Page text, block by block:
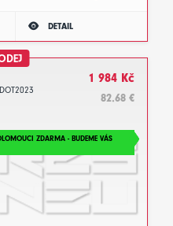
DETAIL
1 984 Kč
82.68 €
ZDARMA - BUDEME VÁS